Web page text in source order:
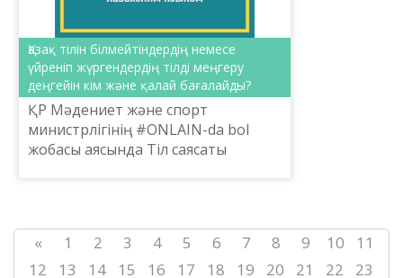
Қазақ тілін білмейтіндердің немесе
үйреніп жүргендердің тілді меңгеру
деңгейін кім және қалай бағалайды?
ҚР Мәдениет және спорт
министрлігінің #ONLAIN-da bol
жобасы аясында Тіл саясаты
«Мемлекеттік тілді жет...
« 1 2 3 4 5 6 7 8 9 10
11
12
13 14 15 16 17 18 19 20 21 22
23